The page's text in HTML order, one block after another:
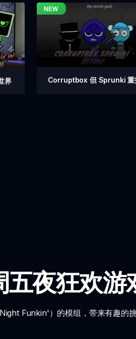
界 Corruptbox 但 Sprunki 重
夜狂欢游
Funkin'）的模组，带来有趣的挑